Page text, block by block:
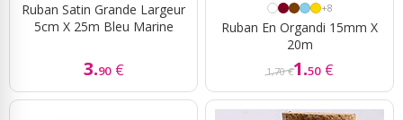
Ruban Satin Grande Largeur
5cm X 25m Bleu Marine
3.90 €
+8
Ruban En Organdi 15mm X
20m
1,70 €1.50 €